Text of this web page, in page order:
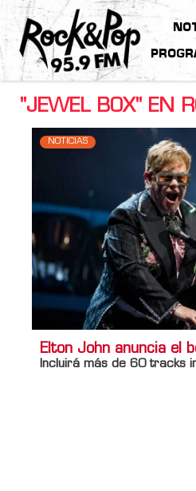
"JEWEL BOX" EN
NOTICIAS
Elton John anuncia el
Incluirá más de 60 tracks